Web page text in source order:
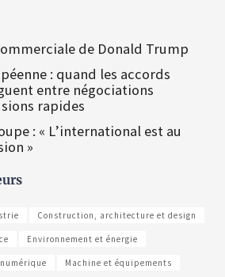
de Donald Trump
: quand les accords
entre négociations
rapides
: « L’international est au
»
Construction, architecture et design
Environnement et énergie
Machine et équipements